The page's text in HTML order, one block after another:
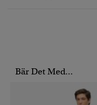
Bär Det Med...